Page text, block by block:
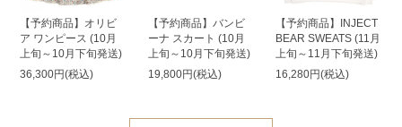
【予約商品】オリビ
ア ワンピース (10月
上旬～10月下旬発送)
36,300円(税込)
【予約商品】バンビ
ーナ スカート (10月
上旬～10月下旬発送)
19,800円(税込)
【予約商品】INJECT
BEAR SWEATS (11月
上旬～11月下旬発送)
16,280円(税込)